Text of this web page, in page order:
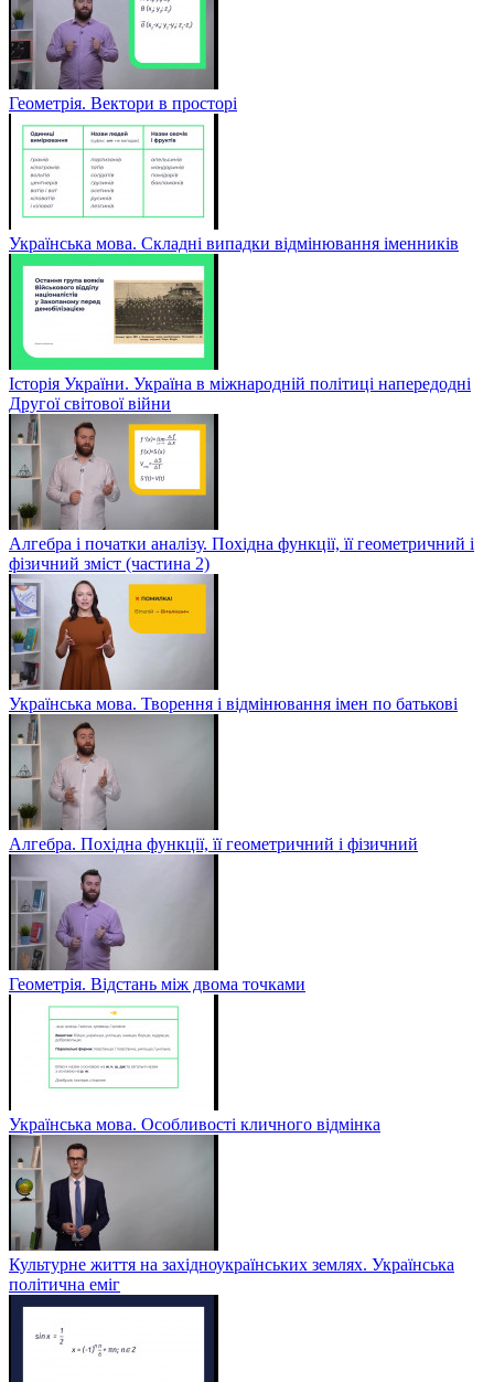
Геометрія. Вектори в просторі
Українська мова. Складні випадки відмінювання іменників
Історія України. Україна в міжнародній політиці напередодні
Другої світової війни
Алгебра і початки аналізу. Похідна функції, її геометричний і
фізичний зміст (частина 2)
Українська мова. Творення і відмінювання імен по батькові
Алгебра. Похідна функції, її геометричний і фізичний
Геометрія. Відстань між двома точками
Українська мова. Особливості кличного відмінка
Культурне життя на західноукраїнських землях. Українська
політична еміг